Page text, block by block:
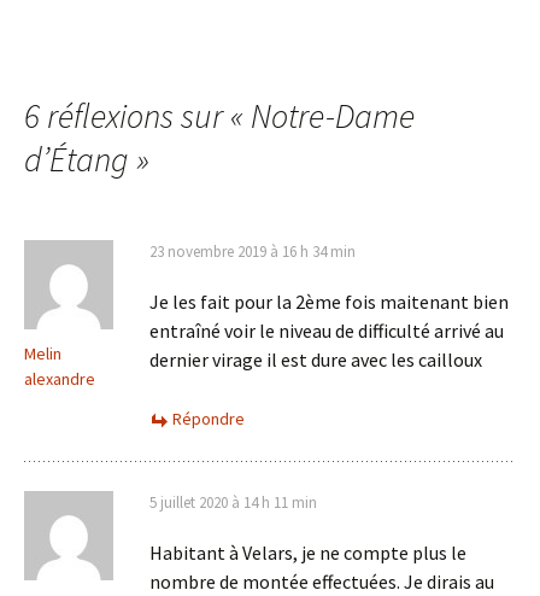
6 réflexions sur « Notre-Dame
d’Étang»
Melin
alexandre
23 novembre 2019 à 16 h 34 min
Je les fait pour la 2ème fois maitenant bien
entraîné voir le niveau de difficulté arrivé au
dernier virage il est dure avec les cailloux
Répondre
5 juillet 2020 à 14 h 11 min
Habitant à Velars, je ne compte plus le
nombre de montée effectuées. Je dirais au